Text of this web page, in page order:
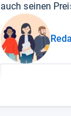
auch seinen